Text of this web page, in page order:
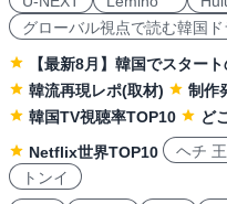
グローバル視点で読む韓国ド
【最新8月】韓国でスター
韓流再現レポ(取材)
制作
韓国TV視聴率TOP10
ど
Netflix世界TOP10
ヘチ
トンイ